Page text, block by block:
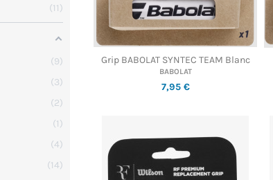
Grip BABOLAT SYNTEC TEAM Blanc
BABOLAT
7,95 €
11
9
3
2
1
4
14